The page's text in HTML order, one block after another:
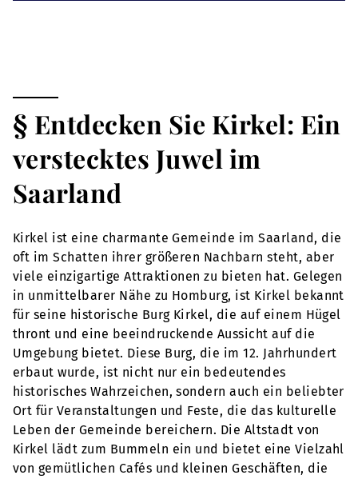
§ Entdecken Sie Kirkel: Ein
verstecktes Juwel im
Saarland
Kirkel ist eine charmante Gemeinde im Saarland, die
oft im Schatten ihrer größeren Nachbarn steht, aber
viele einzigartige Attraktionen zu bieten hat. Gelegen
in unmittelbarer Nähe zu Homburg, ist Kirkel bekannt
für seine historische Burg Kirkel, die auf einem Hügel
thront und eine beeindruckende Aussicht auf die
Umgebung bietet. Diese Burg, die im 12. Jahrhundert
erbaut wurde, ist nicht nur ein bedeutendes
historisches Wahrzeichen, sondern auch ein beliebter
Ort für Veranstaltungen und Feste, die das kulturelle
Leben der Gemeinde bereichern. Die Altstadt von
Kirkel lädt zum Bummeln ein und bietet eine Vielzahl
von gemütlichen Cafés und kleinen Geschäften, die